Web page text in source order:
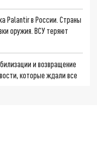
Palantir в России. Страны
оружия. ВСУ теряют
и возвращение
которые ждали все